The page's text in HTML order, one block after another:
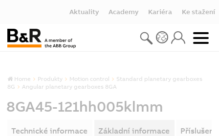
Aktuality Academy Kariéra Ke stažení
Home Produkty Motion control
Standard planetary gearboxes
8G
Angular planetary gearboxes 8GA
8GA45-121hh005klmm
Technické informace Základní informace